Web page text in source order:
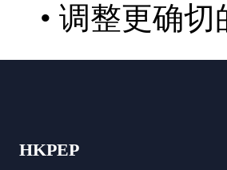
• 调整更确
HKPEP